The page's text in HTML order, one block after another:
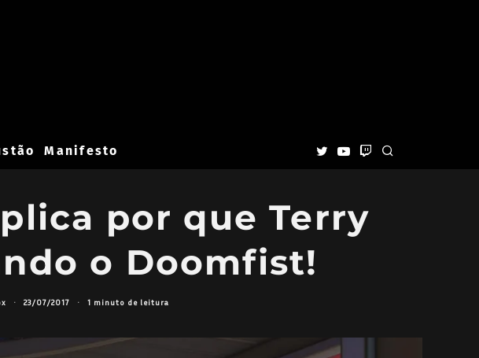
Manifesto
por que Terry
o Doomfist!
· 23/07/2017 · 1 minuto de leitura